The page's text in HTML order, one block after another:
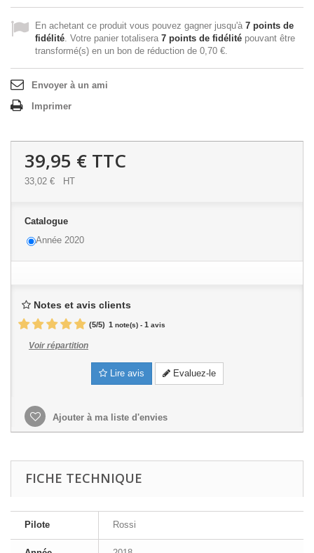
En achetant ce produit vous pouvez gagner jusqu'à 7 points de
fidélité. Votre panier totalisera 7 points de fidélité pouvant être
transformé(s) en un bon de réduction de 0,70 €.
Envoyer à un ami
Imprimer
39,95 € TTC
33,02 € HT
Catalogue
Année 2020
Notes et avis clients
(5/5) 1 note(s) - 1 avis
Voir répartition
Lire avis Evaluez-le
Ajouter à ma liste d'envies
FICHE TECHNIQUE
Pilote Rossi